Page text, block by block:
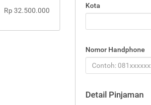
Rp 32.500.000
Kota
Nomor Handphone
Detail Pinjaman